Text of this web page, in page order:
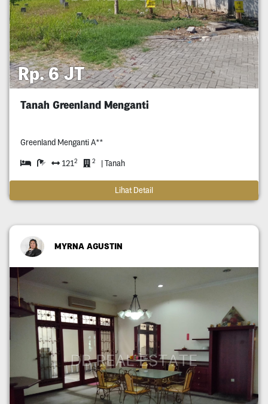
Rp. 6 JT
Tanah Greenland Menganti
Greenland Menganti A**
1212 2 | Tanah
Lihat Detail
MYRNA AGUSTIN